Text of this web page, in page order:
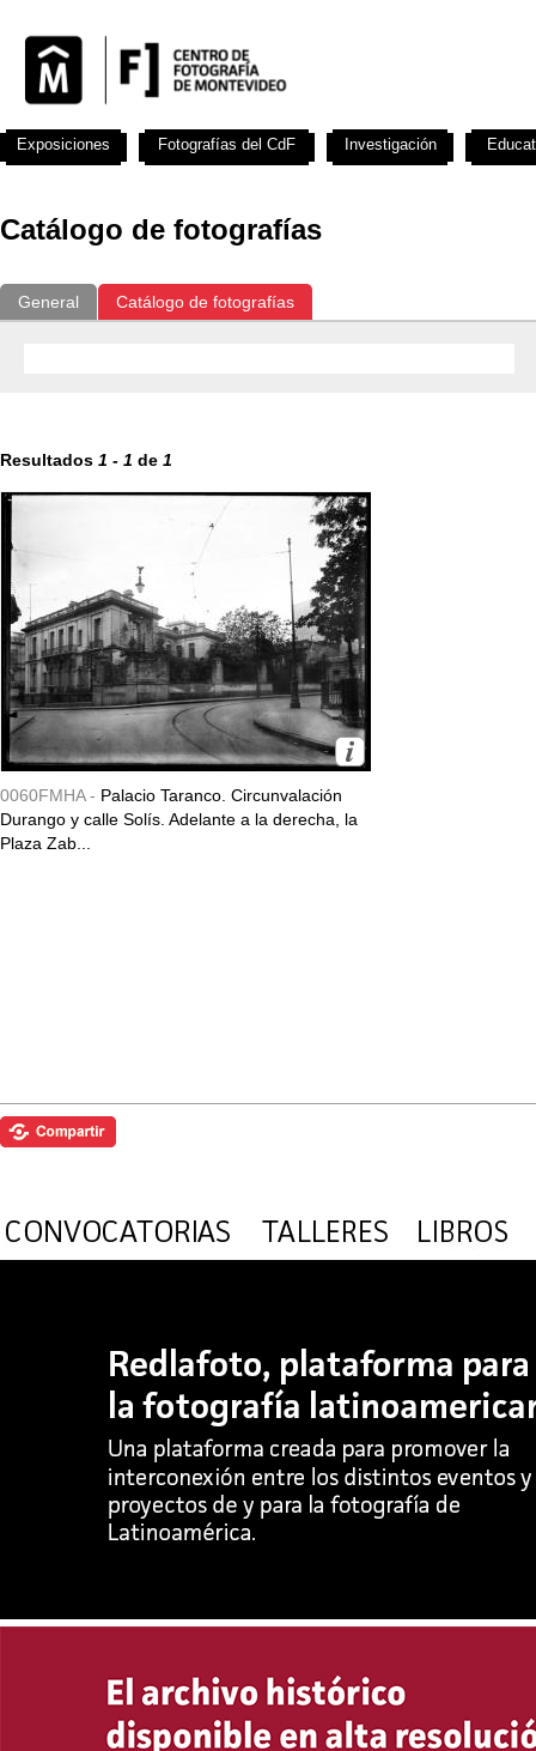
Catálogo de fotografías
General Catálogo de fotografías
Resultados 1 - 1 de 1
0060FMHA - Palacio Taranco. Circunvalación
Durango y calle Solís. Adelante a la derecha, la
Plaza Zab...
Exposiciones Fotografías del CdF Investigación